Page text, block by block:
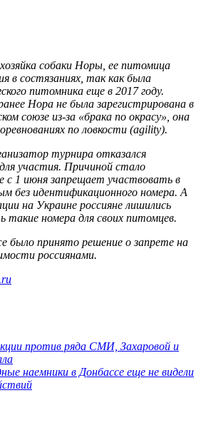
собаки Норы, ее питомица
в состязаниях, так как была
питомника еще в 2017 году.
Нора не была зарегистрирована в
союзе из-за «брака по окрасу», она
по ловкости (agility).
турнира отказался
участия. Причиной стало
с 1 июня запрещает участвовать в
без идентификационного номера. А
на Украине россияне лишились
номера для своих питомцев.
было принято решение о запрете на
россиянами.
против ряда СМИ, Захаровой и
наемники в Донбассе еще не видели